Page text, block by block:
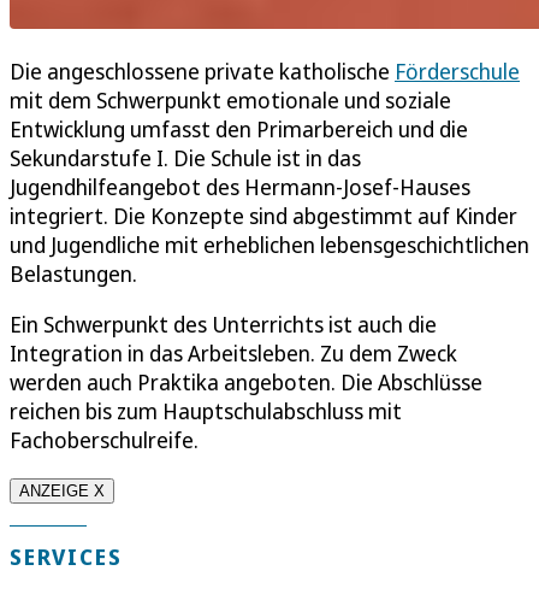
Die angeschlossene private katholische Förderschule
mit dem Schwerpunkt emotionale und soziale
Entwicklung umfasst den Primarbereich und die
Sekundarstufe I. Die Schule ist in das
Jugendhilfeangebot des Hermann-Josef-Hauses
integriert. Die Konzepte sind abgestimmt auf Kinder
und Jugendliche mit erheblichen lebensgeschichtlichen
Belastungen.
Ein Schwerpunkt des Unterrichts ist auch die
Integration in das Arbeitsleben. Zu dem Zweck
werden auch Praktika angeboten. Die Abschlüsse
reichen bis zum Hauptschulabschluss mit
Fachoberschulreife.
ANZEIGE X
SERVICES